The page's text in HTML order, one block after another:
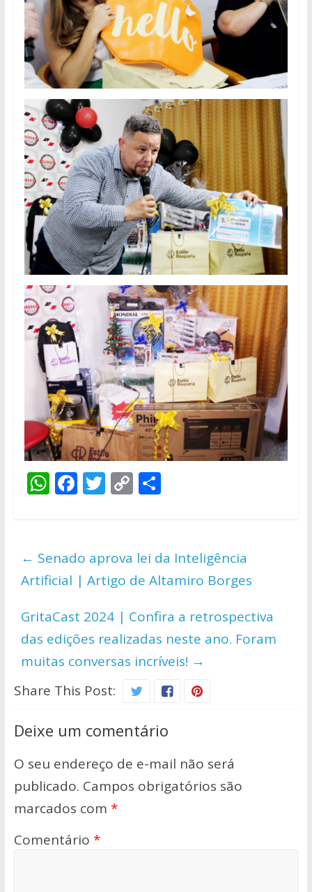
W
s
A
p
p
F
b
o
o
k
T
er
C
y
Li
n
k
S
e
← Senado aprova lei da Inteligência
Artificial | Artigo de Altamiro Borges
GritaCast 2024 | Confira a retrospectiva
das edições realizadas neste ano. Foram
muitas conversas incríveis! →
Share This Post:
Deixe um comentário
O seu endereço de e-mail não será
publicado. Campos obrigatórios são
marcados com *
Comentário *